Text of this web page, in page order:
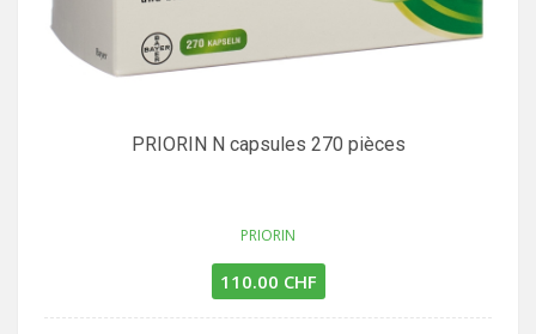
PRIORIN N capsules 270 pièces
PRIORIN
110.00 CHF